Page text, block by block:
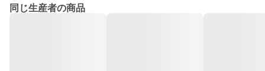
同じ生産者の商品